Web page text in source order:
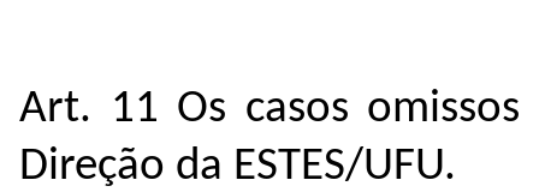
Art. 11 Os casos omissos
Direção da ESTES/UFU.